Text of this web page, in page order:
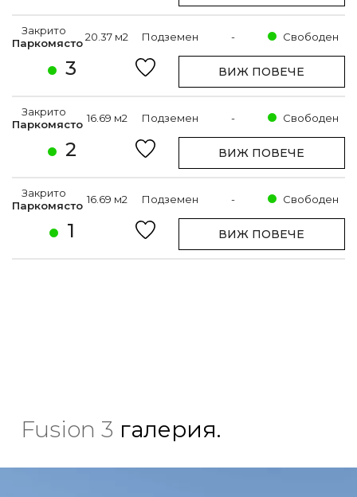
3
Закрито
Паркомясто20.37 м2 Подземен - Свободен
ВИЖ ПОВЕЧЕ
2
Закрито
Паркомясто 16.69 м2 Подземен - Свободен
ВИЖ ПОВЕЧЕ
1
Закрито
Паркомясто 16.69 м2 Подземен - Свободен
ВИЖ ПОВЕЧЕ
Fusion 3 галерия.